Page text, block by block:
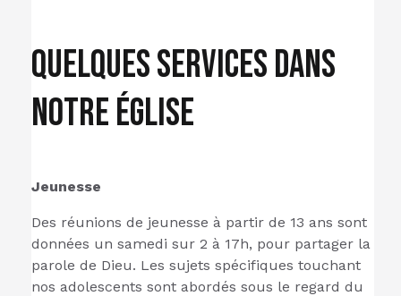
Quelques services dans
notre église
Jeunesse
Des réunions de jeunesse à partir de 13 ans sont
données un samedi sur 2 à 17h, pour partager la
parole de Dieu. Les sujets spécifiques touchant
nos adolescents sont abordés sous le regard du